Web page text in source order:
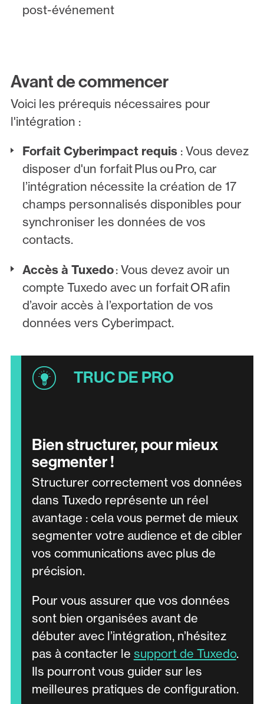
post-événement
Avant de commencer
Voici les prérequis nécessaires pour
l'intégration :
Forfait Cyberimpact requis : Vous devez
disposer d'un forfait Plus ou Pro, car
l’intégration nécessite la création de 17
champs personnalisés disponibles pour
synchroniser les données de vos
contacts.
Accès à Tuxedo: Vous devez avoir un
compte Tuxedo avec un forfait OR afin
d’avoir accès à l’exportation de vos
données vers Cyberimpact.
Bien structurer, pour mieux
segmenter !
Structurer correctement vos données
dans Tuxedo représente un réel
avantage : cela vous permet de mieux
segmenter votre audience et de cibler
vos communications avec plus de
précision.
Pour vous assurer que vos données
sont bien organisées avant de
débuter avec l’intégration, n’hésitez
pas à contacter le support de Tuxedo.
Ils pourront vous guider sur les
meilleures pratiques de configuration.